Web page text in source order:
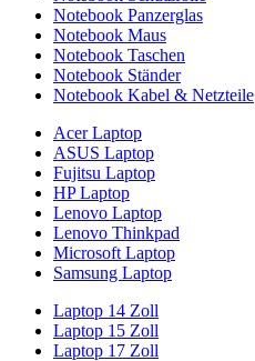
Notebook Panzerglas
Notebook Maus
Notebook Taschen
Notebook Ständer
Notebook Kabel & Netzteile
Acer Laptop
ASUS Laptop
Fujitsu Laptop
HP Laptop
Lenovo Laptop
Lenovo Thinkpad
Microsoft Laptop
Samsung Laptop
Laptop 14 Zoll
Laptop 15 Zoll
Laptop 17 Zoll